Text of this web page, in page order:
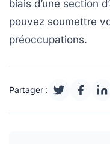
biais d’une section
pouvez soumettre
préoccupations.
Partager :